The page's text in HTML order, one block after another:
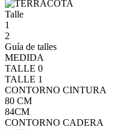
Talle
1
2
Guía de talles
MEDIDA
TALLE 0
TALLE 1
CONTORNO CINTURA
80 CM
84CM
CONTORNO CADERA